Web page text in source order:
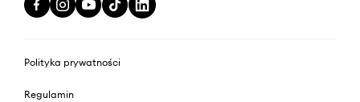
Polityka prywatności
Regulamin